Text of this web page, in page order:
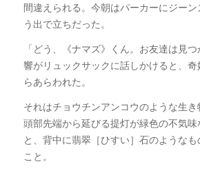
間違えられる。今朝はパーカーにジー
う出で立ちだった。
「どう、《ナマズ》くん。お友達は見つ
響がリュックサックに話しかけると、
らあらわれた。
それはチョウチンアンコウのような生き
頭部先端から延びる提灯が緑色の不気味
と、背中に翡翠［ひすい］石のような
こと。